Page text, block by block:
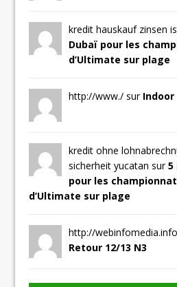
kredit hauskauf zinsen
Dubaï pour les
d’Ultimate sur plage
http://www./ sur Indoor
kredit ohne
sicherheit yucatan sur5
pour les
d’Ultimate sur plage
http://
Retour 12/13 N3